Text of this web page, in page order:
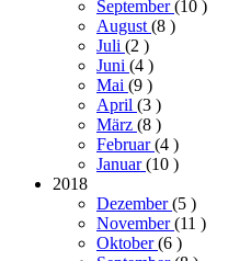
September(10 )
August (8 )
Juli (2 )
Juni (4 )
Mai (9 )
April (3 )
März (8 )
Februar(4 )
Januar(10 )
2018
Dezember(5 )
November(11 )
Oktober(6 )